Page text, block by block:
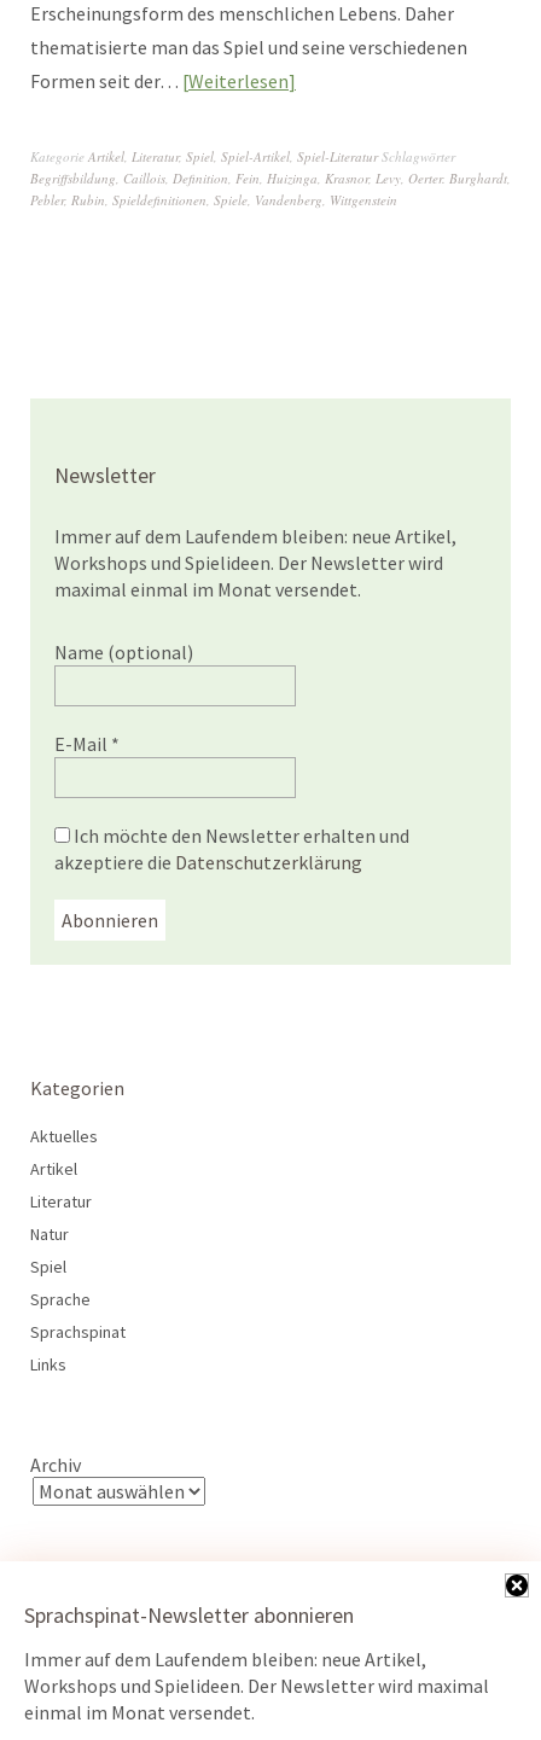
Erscheinungsform des menschlichen Lebens. Daher
thematisierte man das Spiel und seine verschiedenen
Formen seit der… Weiterlesen
Kategorie Artikel, Literatur, Spiel, Spiel-Artikel, Spiel-Literatur Schlagwörter
Begriffsbildung, Caillois, Definition, Fein, Huizinga, Krasnor, Levy, Oerter. Burghardt,
Pebler, Rubin, Spieldefinitionen, Spiele, Vandenberg, Wittgenstein
Newsletter
Immer auf dem Laufendem bleiben: neue Artikel,
Workshops und Spielideen. Der Newsletter wird
maximal einmal im Monat versendet.
Name (optional)
E-Mail *
Ich möchte den Newsletter erhalten und
akzeptiere die Datenschutzerklärung
Kategorien
Aktuelles
Artikel
Literatur
Natur
Spiel
Sprache
Sprachspinat
Links
Archiv
Kontakt
Datenschutz
Sprachspinat-Newsletter abonnieren
Immer auf dem Laufendem bleiben: neue Artikel,
Workshops und Spielideen. Der Newsletter wird maximal
einmal im Monat versendet.